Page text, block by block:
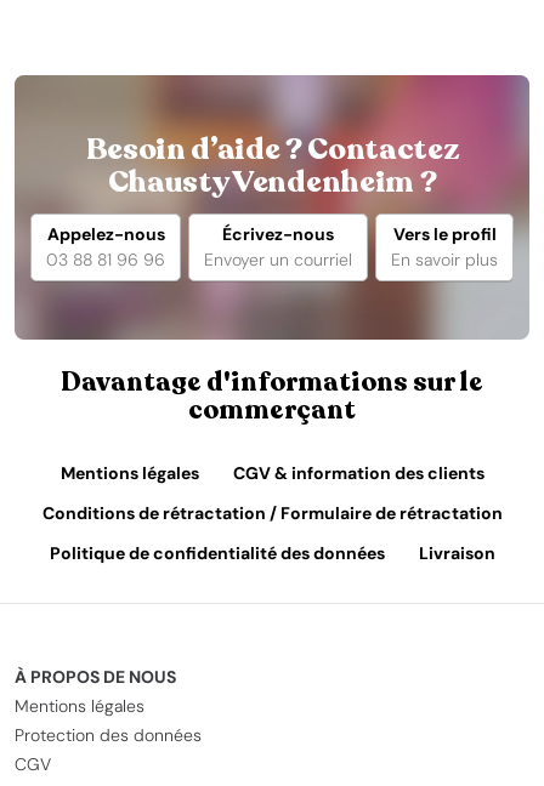
Besoin d’aide ? Contactez
Chausty Vendenheim ?
Appelez-nous
03 88 81 96 96
Écrivez-nous
Envoyer un courriel
Vers le profil
En savoir plus
Davantage d'informations sur le
commerçant
Mentions légales
CGV & information des clients
Conditions de rétractation / Formulaire de rétractation
Politique de confidentialité des données
Livraison
À PROPOS DE NOUS
Mentions légales
Protection des données
CGV